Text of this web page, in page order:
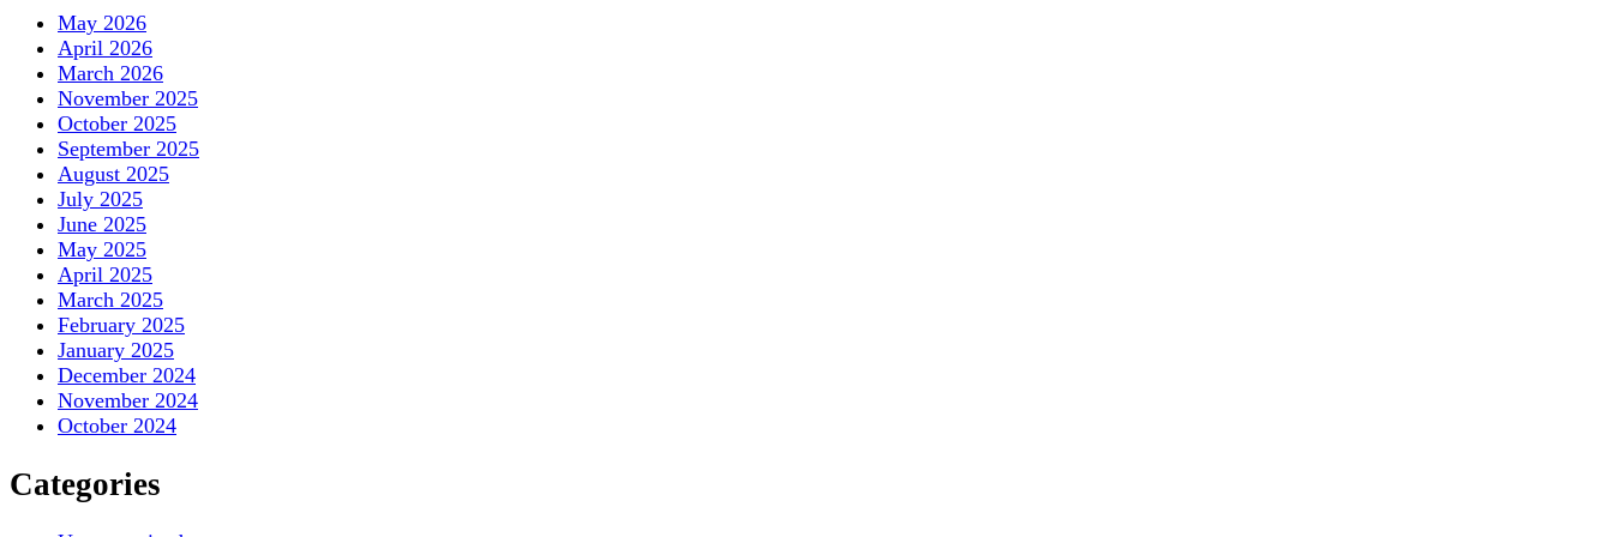
May 2026
April 2026
March 2026
November 2025
October 2025
September 2025
August 2025
July 2025
June 2025
May 2025
April 2025
March 2025
February 2025
January 2025
December 2024
November 2024
October 2024
Categories